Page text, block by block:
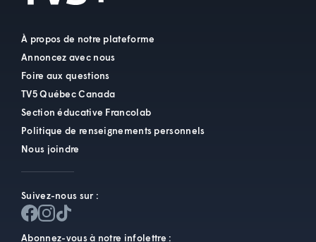
À propos de notre plateforme
Annoncez avec nous
Foire aux questions
TV5 Québec Canada
Section éducative Francolab
Politique de renseignements personnels
Nous joindre
Suivez-nous sur :
Abonnez-vous à notre infolettre :